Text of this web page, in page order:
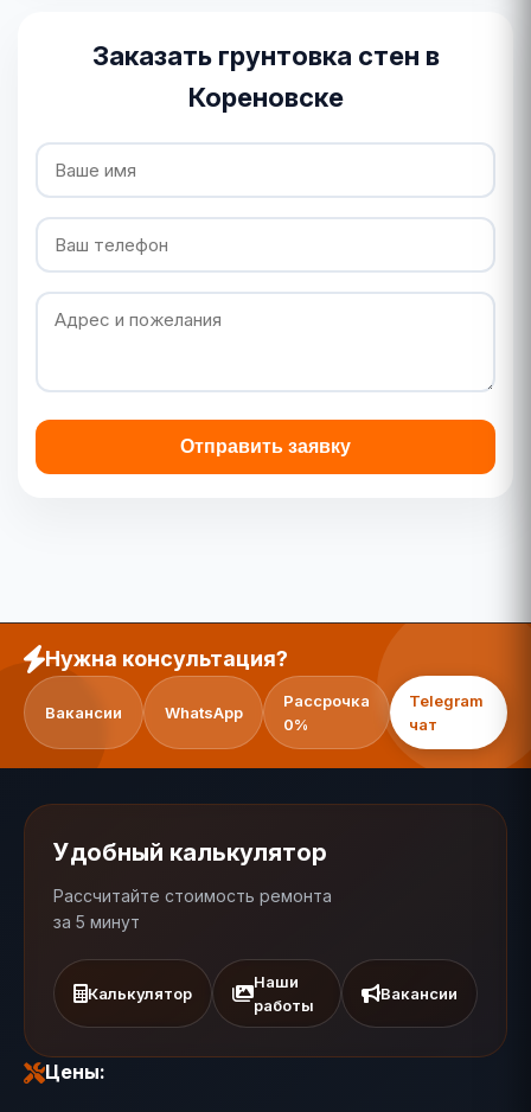
Заказать грунтовка стен в
Кореновске
Отправить заявку
Нужна консультация?
Вакансии WhatsApp
Рассрочка
0%
Telegram
чат
Удобный калькулятор
Рассчитайте стоимость ремонта
за 5 минут
Калькулятор
Наши
работы
Вакансии
Цены: